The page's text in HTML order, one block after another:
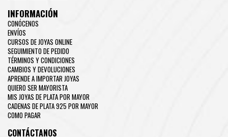
INFORMACIÓN
CONÓCENOS
ENVÍOS
CURSOS DE JOYAS ONLINE
SEGUIMIENTO DE PEDIDO
TÉRMINOS Y CONDICIONES
CAMBIOS Y DEVOLUCIONES
APRENDE A IMPORTAR JOYAS
QUIERO SER MAYORISTA
MIS JOYAS DE PLATA POR MAYOR
CADENAS DE PLATA 925 POR MAYOR
COMO PAGAR
CONTÁCTANOS